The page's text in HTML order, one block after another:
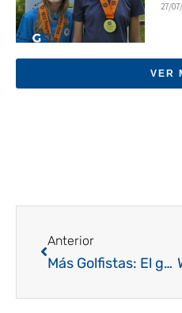
27/
VER
Anterior
Más Golfistas: El gran desafío de estos tiempos